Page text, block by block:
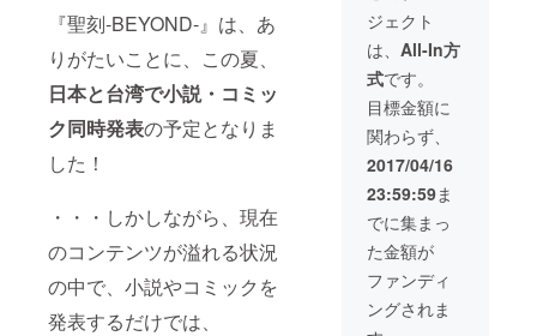
『聖刻-BEYOND-』は、あ
りがたいことに、この夏、
日本と台湾で小説・コミッ
ク同時発表の予定となりま
した！
・・・しかしながら、現在
のコンテンツが溢れる状況
の中で、小説やコミックを
発表するだけでは、
ります）
クレジット明記
・第1巻出版記念
イベントご招待
（都内開催予
定 ※恐縮です
が、交通費・宿
泊費等ははご負
担ください） ※
内容検討中（書
店で行える場合
は最前列席にご
招待、その他、
スタッフとの交
流やノベルティ
グッズなど、お
喜びいただける
ような企画を検
らぎ（キャラデ
ザイン）＆中北
（メカデザイ
ン）クリエイ
ターズ直筆サイ
ン入り原画（複
製） ・クリエイ
ターズ直筆サイ
（複製）×3（監
督等） ・PVへの
クレジット明記
・第1巻出版記念
イベントご招待
定 ※恐縮です
ジェクト
は、 All-In方
式です。
目標金額に
関わらず、
2017/04/16
23:59:59ま
でに集まっ
た金額が
ファンディ
ングされま